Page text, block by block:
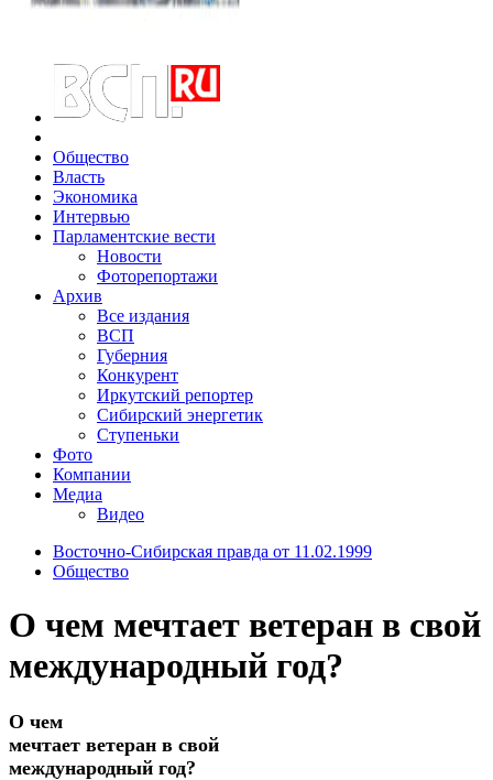
Общество
Власть
Экономика
Интервью
Парламентские вести
Новости
Фоторепортажи
Архив
Все издания
ВСП
Губерния
Конкурент
Иркутский репортер
Сибирский энергетик
Ступеньки
Фото
Компании
Медиа
Видео
Восточно-Сибирская правда от 11.02.1999
Общество
О чем мечтает ветеран в свой
международный год?
О чем
мечтает ветеран в свой
международный год?